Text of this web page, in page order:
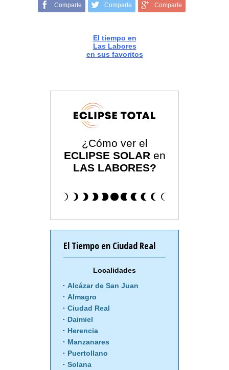
Comparte Comparte Comparte
El tiempo en
Las Labores
en sus favoritos
¿Cómo ver el
ECLIPSE SOLAR en
LAS LABORES?
El Tiempo en Ciudad Real
Localidades
Alcázar de San Juan
Almagro
Ciudad Real
Daimiel
Herencia
Manzanares
Puertollano
Solana